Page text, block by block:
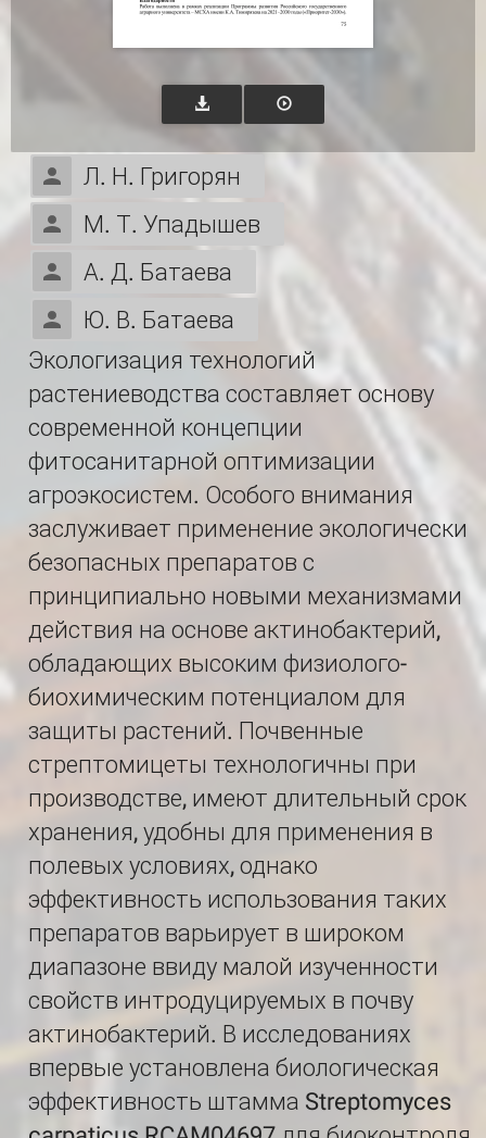
Л. Н. Григорян
М. Т. Упадышев
А. Д. Батаева
Ю. В. Батаева
Экологизация технологий
растениеводства составляет основу
современной концепции
фитосанитарной оптимизации
агроэкосистем. Особого внимания
заслуживает применение экологически
безопасных препаратов с
принципиально новыми механизмами
действия на основе актинобактерий,
обладающих высоким физиолого-
биохимическим потенциалом для
защиты растений. Почвенные
стрептомицеты технологичны при
производстве, имеют длительный срок
хранения, удобны для применения в
полевых условиях, однако
эффективность использования таких
препаратов варьирует в широком
диапазоне ввиду малой изученности
свойств интродуцируемых в почву
актинобактерий. В исследованиях
впервые установлена биологическая
эффективность штамма Streptomyces